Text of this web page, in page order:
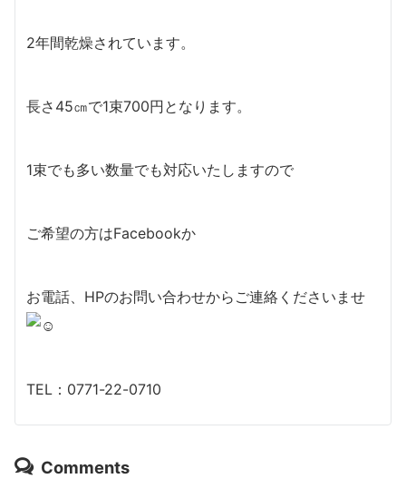
2年間乾燥されています。
長さ45㎝で1束700円となります。
1束でも多い数量でも対応いたしますので
ご希望の方はFacebookか
お電話、HPのお問い合わせからご連絡くださいませ
TEL：0771-22-0710
Comments